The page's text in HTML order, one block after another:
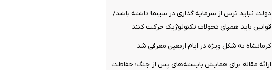
دولت نباید ترس از سرمایه گذاری در سینما داشته باشد/
قوانین باید همپای تحولات تکنولوژیک حرکت کنند
کرمانشاه به شکل ویژه در ایام اربعین معرفی شد
ارائه مقاله برای همایش بایسته‌های پس از جنگ؛ حفاظت